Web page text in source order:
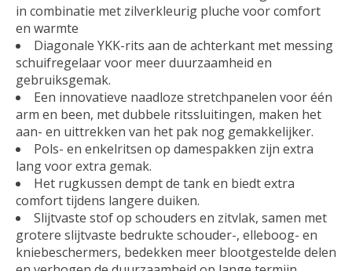
in combinatie met zilverkleurig pluche voor comfort
en warmte
Diagonale YKK-rits aan de achterkant met messing
schuifregelaar voor meer duurzaamheid en
gebruiksgemak.
Een innovatieve naadloze stretchpanelen voor één
arm en been, met dubbele ritssluitingen, maken het
aan- en uittrekken van het pak nog gemakkelijker.
Pols- en enkelritsen op damespakken zijn extra
lang voor extra gemak.
Het rugkussen dempt de tank en biedt extra
comfort tijdens langere duiken.
Slijtvaste stof op schouders en zitvlak, samen met
grotere slijtvaste bedrukte schouder-, elleboog- en
kniebeschermers, bedekken meer blootgestelde delen